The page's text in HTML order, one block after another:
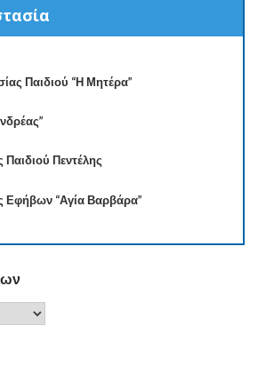
Παιδιού “Η Μητέρα”
Πεντέλης
Εφήβων “Αγία Βαρβάρα”